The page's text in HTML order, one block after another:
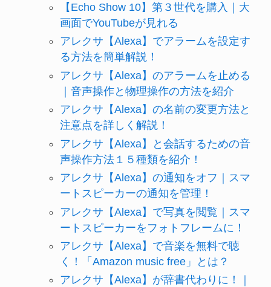
【Echo Show 10】第３世代を購入｜大
画面でYouTubeが見れる
アレクサ【Alexa】でアラームを設定す
る方法を簡単解説！
アレクサ【Alexa】のアラームを止める
｜音声操作と物理操作の方法を紹介
アレクサ【Alexa】の名前の変更方法と
注意点を詳しく解説！
アレクサ【Alexa】と会話するための音
声操作方法１５種類を紹介！
アレクサ【Alexa】の通知をオフ｜スマ
ートスピーカーの通知を管理！
アレクサ【Alexa】で写真を閲覧｜スマ
ートスピーカーをフォトフレームに！
アレクサ【Alexa】で音楽を無料で聴
く！「Amazon music free」とは？
アレクサ【Alexa】が辞書代わりに！｜